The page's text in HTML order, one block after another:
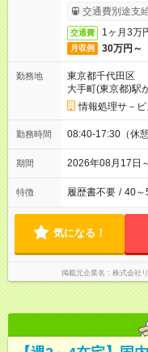
与即受取りサー
交通費別途支
交通費 1ヶ月3万
月収例 30万円～
勤務地
東京都千代田区
大手町(東京都)駅
情報処理サ－ビ
勤務時間 08:40-17:30（休
期間 2026年08月17
特徴 履歴書不要 / 40～
気になる！
掲載元企業名 株式会社